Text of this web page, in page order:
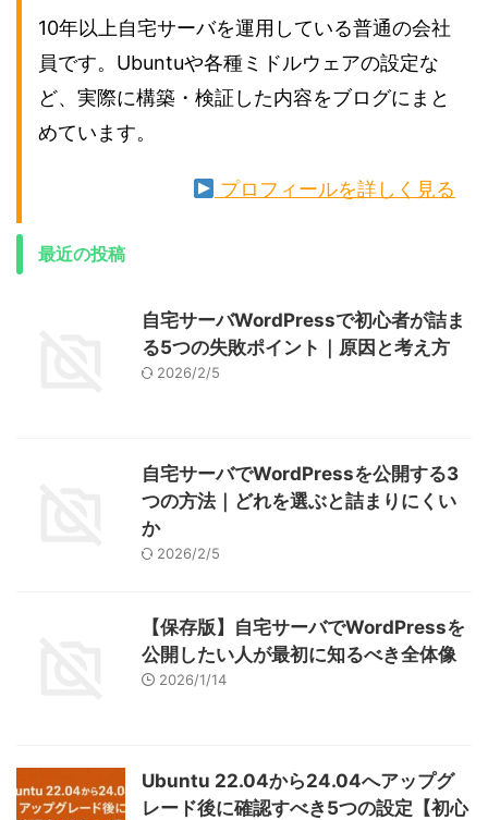
10年以上自宅サーバを運用している普通の会社
員です。Ubuntuや各種ミドルウェアの設定な
ど、実際に構築・検証した内容をブログにまと
めています。
プロフィールを詳しく見る
最近の投稿
自宅サーバWordPressで初心者が詰ま
る5つの失敗ポイント｜原因と考え方
2026/2/5
自宅サーバでWordPressを公開する3
つの方法｜どれを選ぶと詰まりにくい
か
2026/2/5
【保存版】自宅サーバでWordPressを
公開したい人が最初に知るべき全体像
2026/1/14
Ubuntu 22.04から24.04へアップグ
レード後に確認すべき5つの設定【初心